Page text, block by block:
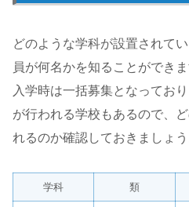
どのような学科が設置されて
員が何名かを知ることができま
入学時は一括募集となってお
が行われる学校もあるので、
れるのか確認しておきましょう
学科 類